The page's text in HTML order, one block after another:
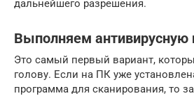
дальнейшего разрешения.
Выполняем антивирусную
Это самый первый вариант,
голову. Если на ПК уже
программа для сканирования, то